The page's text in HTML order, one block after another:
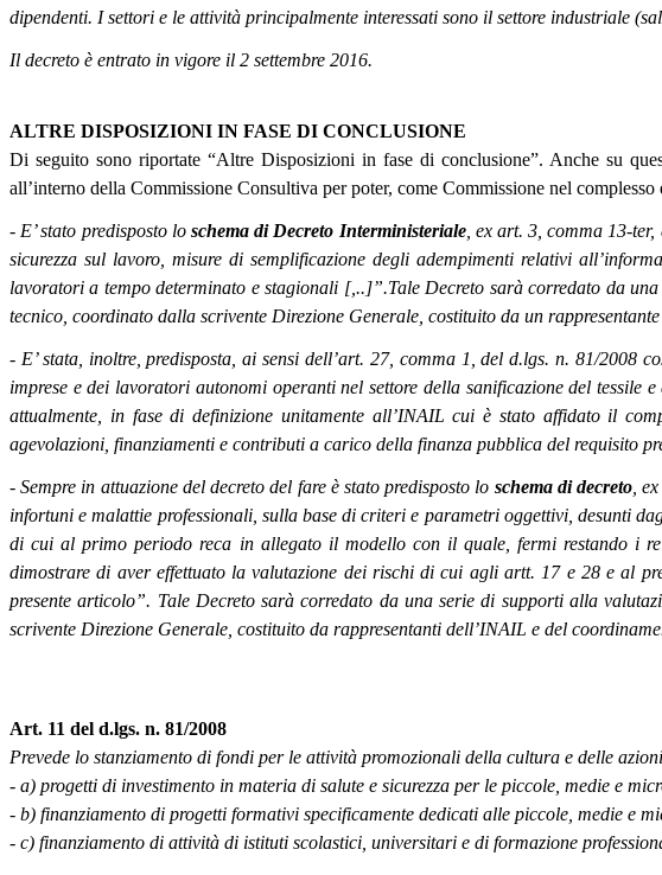
dipendenti. I settori e le attività principalmente interessati sono il settore industriale
Il decreto è entrato in vigore il 2 settembre 2016.
ALTRE DISPOSIZIONI IN FASE DI CONCLUSIONE
Di seguito sono riportate “Altre Disposizioni in fase di conclusione”. Anche su
all’interno della Commissione Consultiva per poter, come Commissione nel
- E’ stato predisposto lo schema di Decreto Interministeriale, ex art. 3, comma 13-
sicurezza sul lavoro, misure di semplificazione degli adempimenti relativi
lavoratori a tempo determinato e stagionali [,..]”.Tale Decreto sarà corredato da
tecnico, coordinato dalla scrivente Direzione Generale, costituito da un
- E’ stata, inoltre, predisposta, ai sensi dell’art. 27, comma 1, del d.lgs. n. 81/2008
imprese e dei lavoratori autonomi operanti nel settore della sanificazione del
attualmente, in fase di definizione unitamente all’INAIL cui è stato affidato il
agevolazioni, finanziamenti e contributi a carico della finanza pubblica del requisito
- Sempre in attuazione del decreto del fare è stato predisposto lo schema di decreto ,
infortuni e malattie professionali, sulla base di criteri e parametri oggettivi, desunti
di cui al primo periodo reca in allegato il modello con il quale, fermi restando i
dimostrare di aver effettuato la valutazione dei rischi di cui agli artt. 17 e 28 e al
presente articolo”. Tale Decreto sarà corredato da una serie di supporti alla
scrivente Direzione Generale, costituito da rappresentanti dell’INAIL e del
Art. 11 del d.lgs. n. 81/2008
Prevede lo stanziamento di fondi per le attività promozionali della cultura e delle
- a) progetti di investimento in materia di salute e sicurezza per le piccole, medie e
- b) finanziamento di progetti formativi specificamente dedicati alle piccole, medie e
- c) finanziamento di attività di istituti scolastici, universitari e di formazione